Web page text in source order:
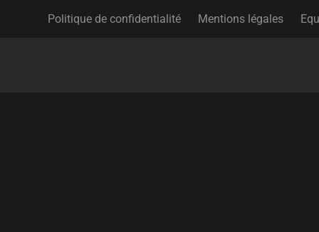
Politique de confidentialité Mentions légales